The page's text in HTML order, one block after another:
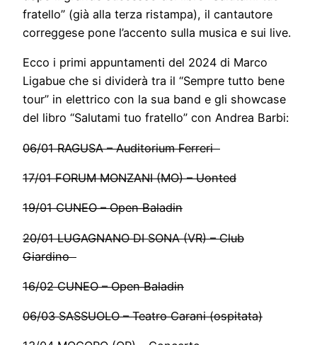
fratello” (già alla terza ristampa), il cantautore
correggese pone l’accento sulla musica e sui live.
Ecco i primi appuntamenti del 2024 di Marco
Ligabue che si dividerà tra il “Sempre tutto bene
tour” in elettrico con la sua band e gli showcase
del libro “Salutami tuo fratello” con Andrea Barbi:
06/01 RAGUSA – Auditorium Ferreri
17/01 FORUM MONZANI (MO) – Uonted
19/01 CUNEO – Open Baladin
20/01 LUGAGNANO DI SONA (VR) – Club
Giardino
16/02 CUNEO – Open Baladin
06/03 SASSUOLO – Teatro Carani (ospitata)